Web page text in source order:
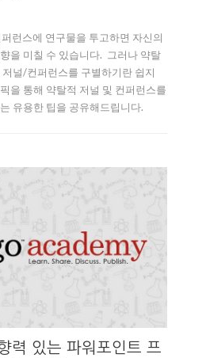
런스에 연구물을 투고하면 자신의
을 미칠 수 있습니다. 그러나 약탈
널/컨퍼런스를 구별하기란 쉽지
을 통해 약탈적 저널 및 컨퍼런스를
유용한 팁을 공유해드립니다.
력 있는 파워포인트 프